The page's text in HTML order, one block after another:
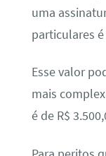
uma
particulares
Esse valor
mais
é de R$